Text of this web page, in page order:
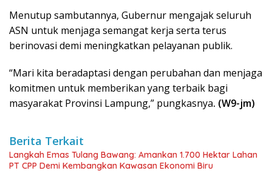
Menutup sambutannya, Gubernur mengajak seluruh
ASN untuk menjaga semangat kerja serta terus
berinovasi demi meningkatkan pelayanan publik.
“Mari kita beradaptasi dengan perubahan dan menjaga
komitmen untuk memberikan yang terbaik bagi
masyarakat Provinsi Lampung,” pungkasnya. (W9-jm)
Berita Terkait
Langkah Emas Tulang Bawang: Amankan 1.700 Hektar Lahan
PT CPP Demi Kembangkan Kawasan Ekonomi Biru